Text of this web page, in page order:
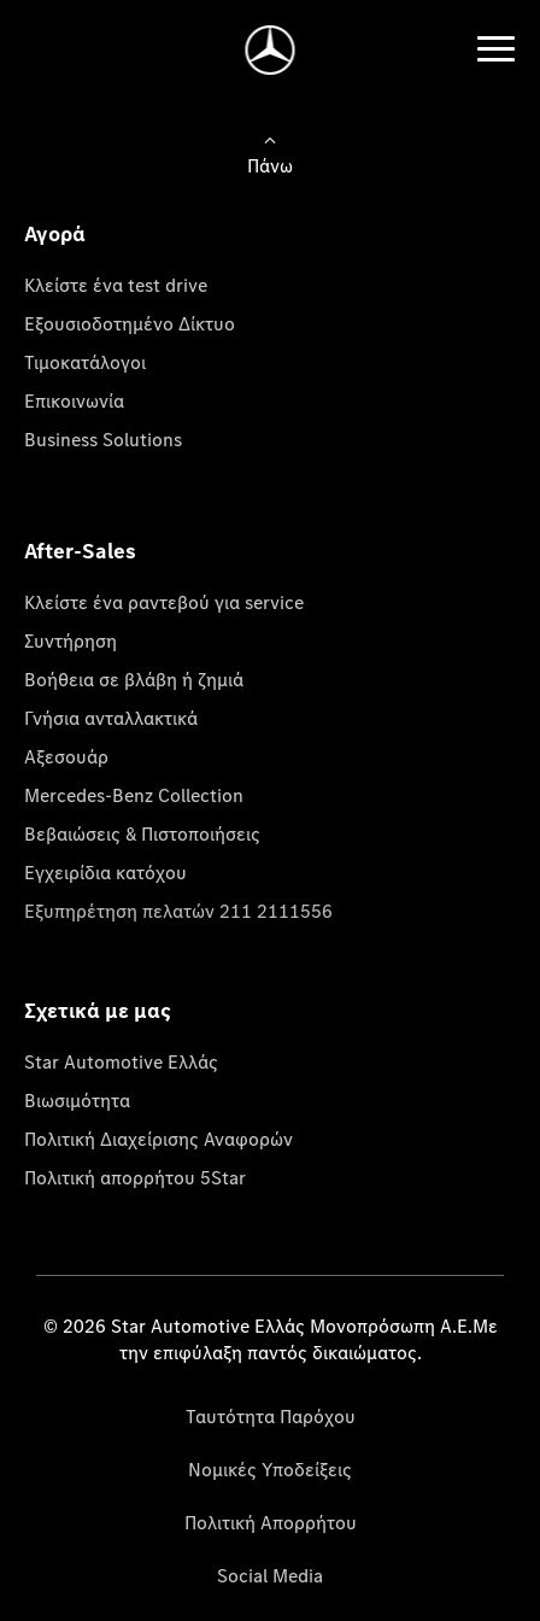
Πάνω
Αγορά
Κλείστε ένα test drive
Εξουσιοδοτημένο Δίκτυο
Τιμοκατάλογοι
Επικοινωνία
Business Solutions
After-Sales
Κλείστε ένα ραντεβού για service
Συντήρηση
Βοήθεια σε βλάβη ή ζημιά
Γνήσια ανταλλακτικά
Αξεσουάρ
Mercedes-Benz Collection
Βεβαιώσεις & Πιστοποιήσεις
Εγχειρίδια κατόχου
Εξυπηρέτηση πελατών 211 2111556
Σχετικά με μας
Star Automotive Ελλάς
Βιωσιμότητα
Πολιτική Διαχείρισης Αναφορών
Πολιτική απορρήτου 5Star
© 2026 Star Automotive Ελλάς Μονοπρόσωπη Α.Ε.Με
την επιφύλαξη παντός δικαιώματος.
Ταυτότητα Παρόχου
Νομικές Υποδείξεις
Πολιτική Απορρήτου
Social Media